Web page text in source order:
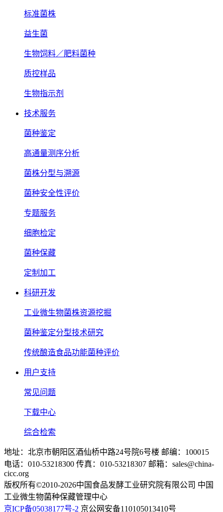
标准菌株
益生菌
生物饲料／肥料菌种
质控样品
生物指示剂
技术服务
菌种鉴定
高通量测序分析
菌株分型与溯源
菌种安全性评价
专题服务
细胞检定
菌种保藏
定制加工
科研开发
工业微生物菌株资源挖掘
菌种鉴定分型技术研究
传统酿造食品功能菌种评价
用户支持
常见问题
下载中心
综合检索
地址：北京市朝阳区酒仙桥中路24号院6号楼 邮编：100015
电话：010-53218300 传真：010-53218307 邮箱：sales@china-
cicc.org
版权所有©2010-2026中国食品发酵工业研究院有限公司 中国
工业微生物菌种保藏管理中心
京ICP备05038177号-2 京公网安备110105013410号